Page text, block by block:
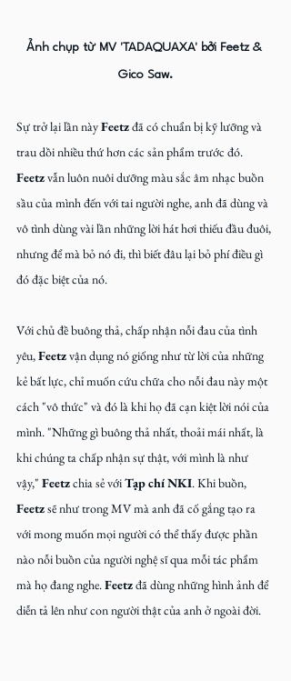
Ảnh chụp từ MV 'TADAQUAXA' bởi Feetz &
Gico Saw.
Sự trở lại lần này Feetz đã có chuẩn bị kỹ lưỡng và
trau dồi nhiều thứ hơn các sản phẩm trước đó.
Feetz vẫn luôn nuôi dưỡng màu sắc âm nhạc buồn
sầu của mình đến với tai người nghe, anh đã dùng và
vô tình dùng vài lần những lời hát hơi thiếu đầu đuôi,
nhưng để mà bỏ nó đi, thì biết đâu lại bỏ phí điều gì
đó đặc biệt của nó.
Với chủ đề buông thả, chấp nhận nỗi đau của tình
yêu, Feetz vận dụng nó giống như từ lời của những
kẻ bất lực, chỉ muốn cứu chữa cho nỗi đau này một
cách "vô thức" và đó là khi họ đã cạn kiệt lời nói của
mình. "Những gì buông thả nhất, thoải mái nhất, là
khi chúng ta chấp nhận sự thật, với mình là như
vậy," Feetz chia sẻ với Tạp chí NKI. Khi buồn,
Feetz sẽ như trong MV mà anh đã cố gắng tạo ra
với mong muốn mọi người có thể thấy được phần
nào nỗi buồn của người nghệ sĩ qua mỗi tác phẩm
mà họ đang nghe. Feetz đã dùng những hình ảnh để
diễn tả lên như con người thật của anh ở ngoài đời.